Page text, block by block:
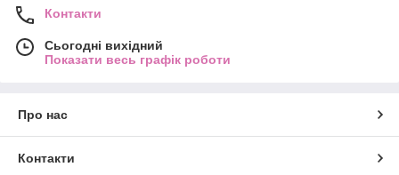
Контакти
Сьогодні вихідний
Показати весь графік роботи
Про нас
Контакти